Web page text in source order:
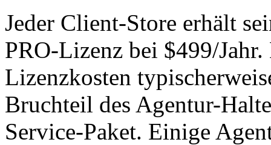
Jeder Client-Store erhält
PRO-Lizenz bei $499/
Lizenzkosten
Bruchteil des Agentur-
Service-Paket. Einige